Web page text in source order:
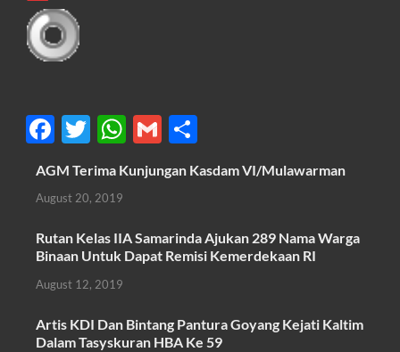
F
ac
e
b
o
o
k
T
w
itt
er
W
h
at
A
p
G
ail
h
ar
AGM Terima Kunjungan Kasdam VI/Mulawarman
August 20, 2019
Rutan Kelas IIA Samarinda Ajukan 289 Nama Warga
Binaan Untuk Dapat Remisi Kemerdekaan RI
August 12, 2019
Artis KDI Dan Bintang Pantura Goyang Kejati Kaltim
Dalam Tasyskuran HBA Ke 59